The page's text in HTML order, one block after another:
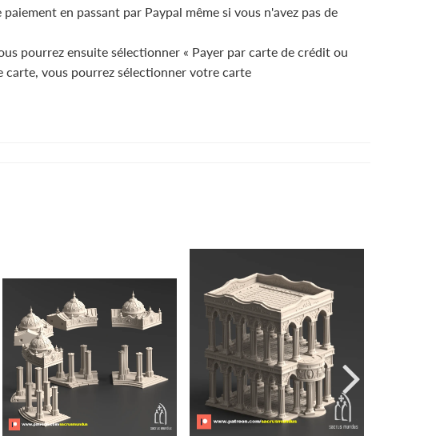
en passant par Paypal même si vous n'avez pas de
pourrez ensuite sélectionner « Payer par carte de crédit ou
carte, vous pourrez sélectionner votre carte